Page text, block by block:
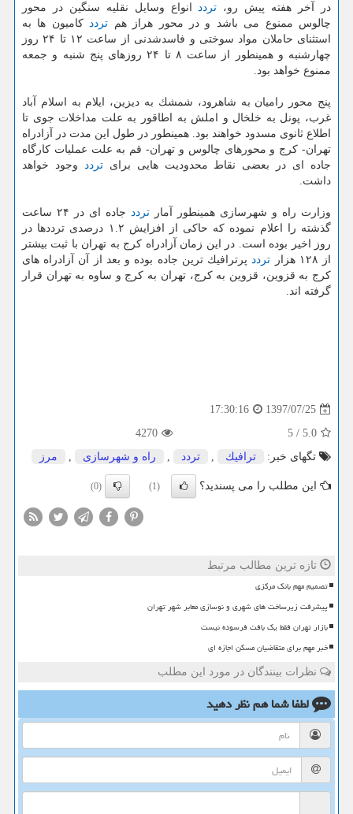
در آخر هفته پیش رو، تردد
انواع وسایل نقلیه سنگین در محور
چالوس ممنوع می باشد و در محور هراز هم تردد كامیون ها به
استثنای حاملان مواد سوختی و فاسدشدنی از ساعت ۱۲ تا ۲۴ روز
چهارشنبه و همینطور از ساعت ۸ تا ۲۴ روزهای پنج شنبه و جمعه
ممنوع خواهد بود.
پنج محور رامیان به شاهرود، شمشك به دیزین، ایلام به اسلام آباد
غرب، پونل به خلخال و املش به اطاقور به علت مداخلات جوی تا
اطلاع ثانوی مسدود خواهند بود. همینطور در طول این مدت در آزادراه
تهران- كرج و محورهای چالوس و تهران- قم به علت عملیات كارگاه
جاده ای در بعضی نقاط محدودیت هایی برایتردد
وجود خواهد
داشت.
وزارت راه و شهرسازی همینطور آمار تردد
جاده ای در ۲۴ ساعت
گذشته را اعلام نموده كه حاكی از افزایش ۱.۲ درصدی ترددها در
روز اخیر بوده است. در این زمان آزادراه كرج به تهران با ثبت بیشتر
از ۱۲۸ هزار
تردد پرترافیك ترین جاده بوده و بعد از آن آزادراه های
كرج به قزوین، قزوین به كرج، تهران به كرج و ساوه به تهران قرار
گرفته اند.
1397/07/25
17:30:16
5.0
/
5
4270
تگهای خبر:
ترافیك , تردد , راه و شهرسازی , مرز
این مطلب را می پسندید؟ (1)
(0)
تازه ترین مطالب مرتبط
تصمیم مهم بانک مرکزی
پیشرفت زیرساخت های شهری و نوسازی معابر شهر تهران
بازار تهران فقط یک بافت فرسوده نیست
خبر مهم برای متقاضیان مسکن اجازه ای
نظرات بینندگان در مورد این مطلب
لطفا شما همنظر دهید